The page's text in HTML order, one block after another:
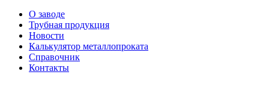
О заводе
Трубная продукция
Новости
Калькулятор металлопроката
Справочник
Контакты